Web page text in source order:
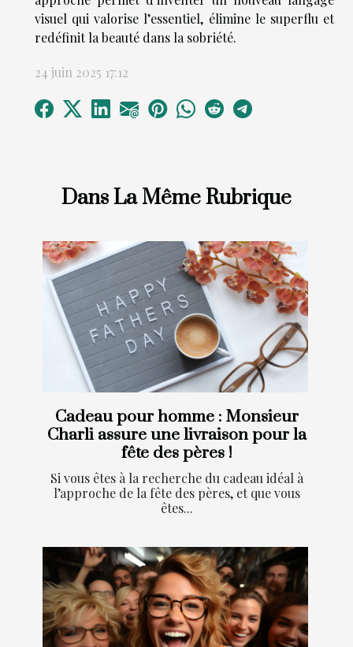
Dans La Même Rubrique
Cadeau pour homme : Monsieur
Charli assure une livraison pour la
fête des pères !
Si vous êtes à la recherche du cadeau idéal à
l’approche de la fête des pères, et que vous
êtes...
visuel qui valorise l’essentiel, élimine le superflu et
redéfinit la beauté dans la sobriété.
24 juin 2025 17:12